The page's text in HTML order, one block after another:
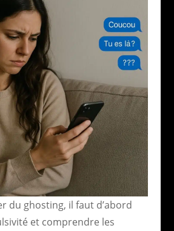
du ghosting, il faut d’abord
et comprendre les